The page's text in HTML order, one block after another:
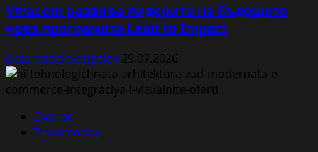
Vivacom развива лидерите на бъдещето
чрез програмата Lead to Impact
petarangelovangelov 29.07.2026
Бизнес
Технологии